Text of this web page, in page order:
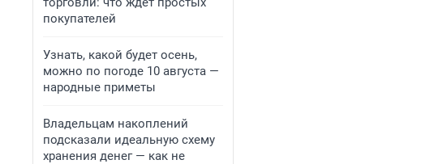
покупателей
Узнать, какой будет осень,
можно по погоде 10 августа —
народные приметы
Владельцам накоплений
подсказали идеальную схему
хранения денег — как не